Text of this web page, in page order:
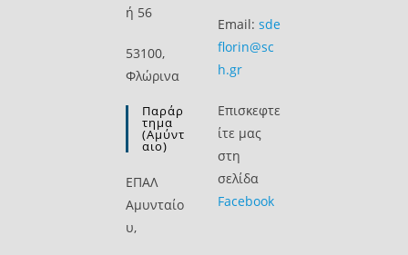
ή 56
53100,
Φλώρινα
Παράρ
Τημα
(Αμύντ
Αιο)
ΕΠΑΛ
Αμυνταίο
υ,
Email: sde
florin@sc
h.gr
Επισκεφτε
ίτε μας
στη
σελίδα
Facebook